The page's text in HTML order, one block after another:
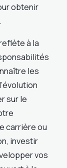
obtenir
à la
les
sur le
carrière ou
investir
vos